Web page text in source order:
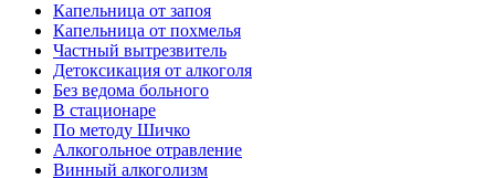
Капельница от запоя
Капельница от похмелья
Частный вытрезвитель
Детоксикация от алкоголя
Без ведома больного
В стационаре
По методу Шичко
Алкогольное отравление
Винный алкоголизм